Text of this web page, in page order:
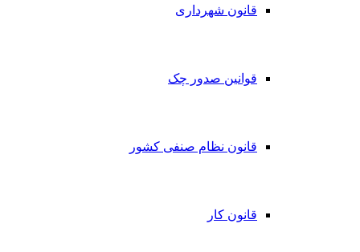
قانون شهرداری
قوانین صدور چک
قانون نظام صنفی کشور
قانون کار